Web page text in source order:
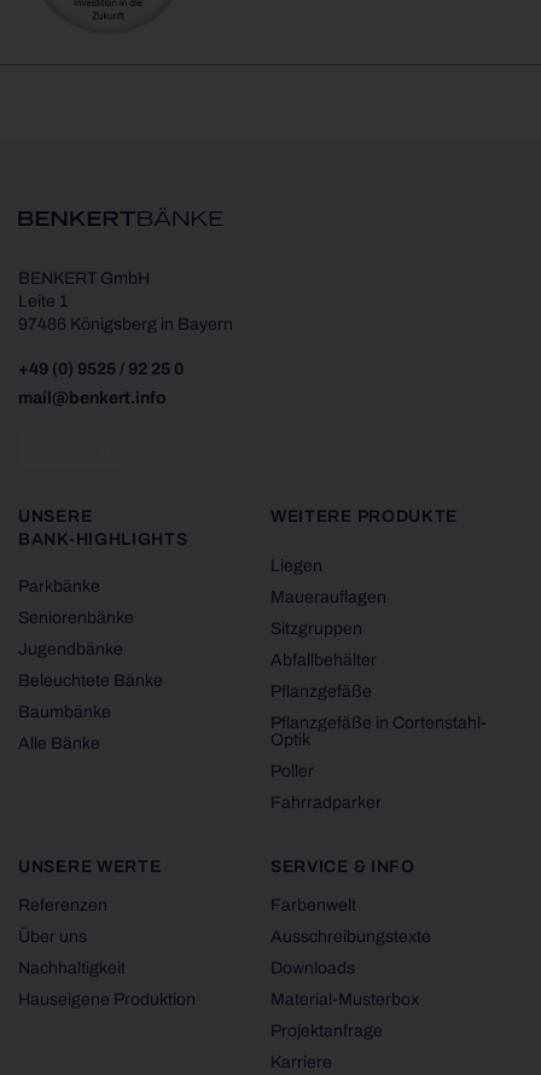
BENKERT GmbH
Leite 1
97486 Königsberg in Bayern
+49 (0) 9525 / 92 25 0
mail@benkert.info
UNSERE
BANK-HIGHLIGHTS
Parkbänke
Seniorenbänke
Jugendbänke
Beleuchtete Bänke
Baumbänke
Alle Bänke
WEITERE PRODUKTE
Liegen
Mauerauflagen
Sitzgruppen
Abfallbehälter
Pflanzgefäße
Pflanzgefäße in Cortenstahl-
Optik
Poller
Fahrradparker
UNSERE WERTE
Referenzen
Über uns
Nachhaltigkeit
Hauseigene Produktion
SERVICE & INFO
Farbenwelt
Ausschreibungstexte
Downloads
Material-Musterbox
Projektanfrage
Karriere